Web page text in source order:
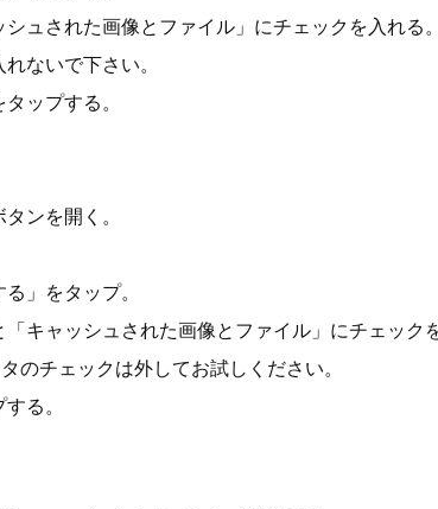
ュされた画像とファイル」にチェックを入れる。
ないで下さい。
ップする。
ンを開く。
」をタップ。
キャッシュされた画像とファイル」にチェック
のチェックは外してお試しください。
る。